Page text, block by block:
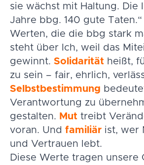
sie wächst mit Haltung. Die
Jahre bbg. 140 gute
Werten, die die bbg stark
steht über Ich, weil das
gewinnt. Solidarität heißt,
zu sein – fair, ehrlich,
Selbstbestimmung
Verantwortung zu
gestalten. Mut treibt
voran. Und familiär ist, wer
und Vertrauen lebt.
Diese Werte tragen unsere